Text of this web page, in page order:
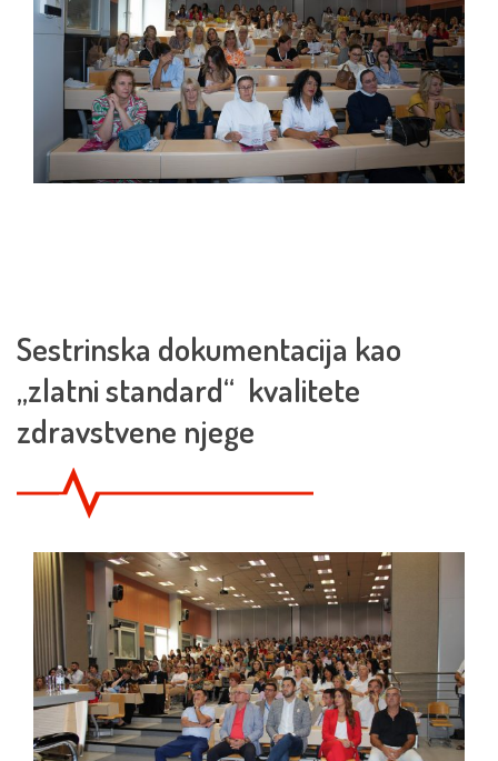
Sestrinska dokumentacija kao
„zlatni standard“ kvalitete
zdravstvene njege